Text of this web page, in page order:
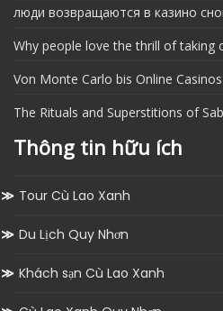
люди возвращаются в казино
Why people love the thrill of taking
Von Monte Carlo bis Online
The Rituals and Superstitions of
Thông tin hữu ích
Tour Cù Lao Xanh
Du Lịch Quy Nhơn
Khách sạn Cù Lao Xanh